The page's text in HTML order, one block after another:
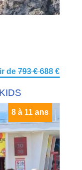
de 793 €688 €
8 à 11 ans